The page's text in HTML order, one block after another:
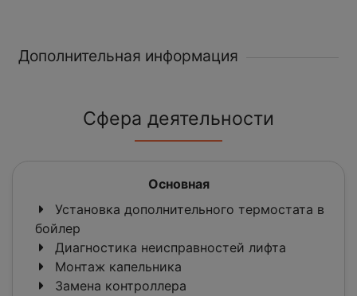
Дополнительная информация
Сфера деятельности
Основная
Установка дополнительного термостата в
бойлер
Диагностика неисправностей лифта
Монтаж капельника
Замена контроллера